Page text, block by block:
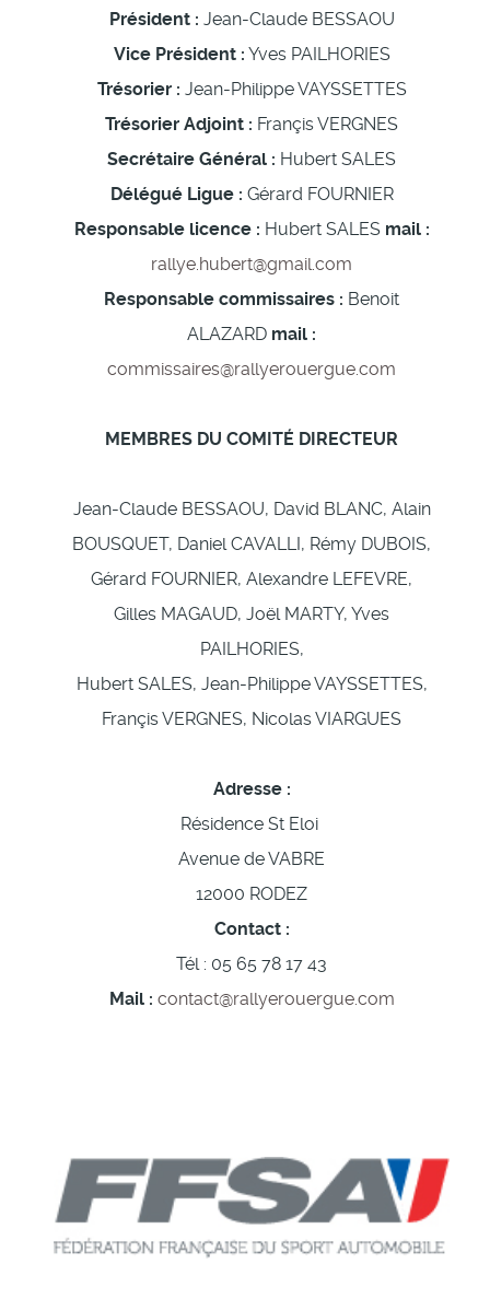
Président : Jean-Claude BESSAOU
Vice Président : Yves PAILHORIES
Trésorier : Jean-Philippe VAYSSETTES
Trésorier Adjoint : Françis VERGNES
Secrétaire Général : Hubert SALES
Délégué Ligue : Gérard FOURNIER
Responsable licence : Hubert SALES mail :
rallye.hubert@gmail.com
Responsable commissaires : Benoit
ALAZARD mail :
commissaires@rallyerouergue.com
MEMBRES DU COMITÉ DIRECTEUR
Jean-Claude BESSAOU, David BLANC, Alain
BOUSQUET, Daniel CAVALLI, Rémy DUBOIS,
Gérard FOURNIER, Alexandre LEFEVRE,
Gilles MAGAUD, Joël MARTY, Yves
PAILHORIES,
Hubert SALES, Jean-Philippe VAYSSETTES,
Françis VERGNES, Nicolas VIARGUES
Adresse :
Résidence St Eloi
Avenue de VABRE
12000 RODEZ
Contact :
Tél : 05 65 78 17 43
Mail : contact@rallyerouergue.com